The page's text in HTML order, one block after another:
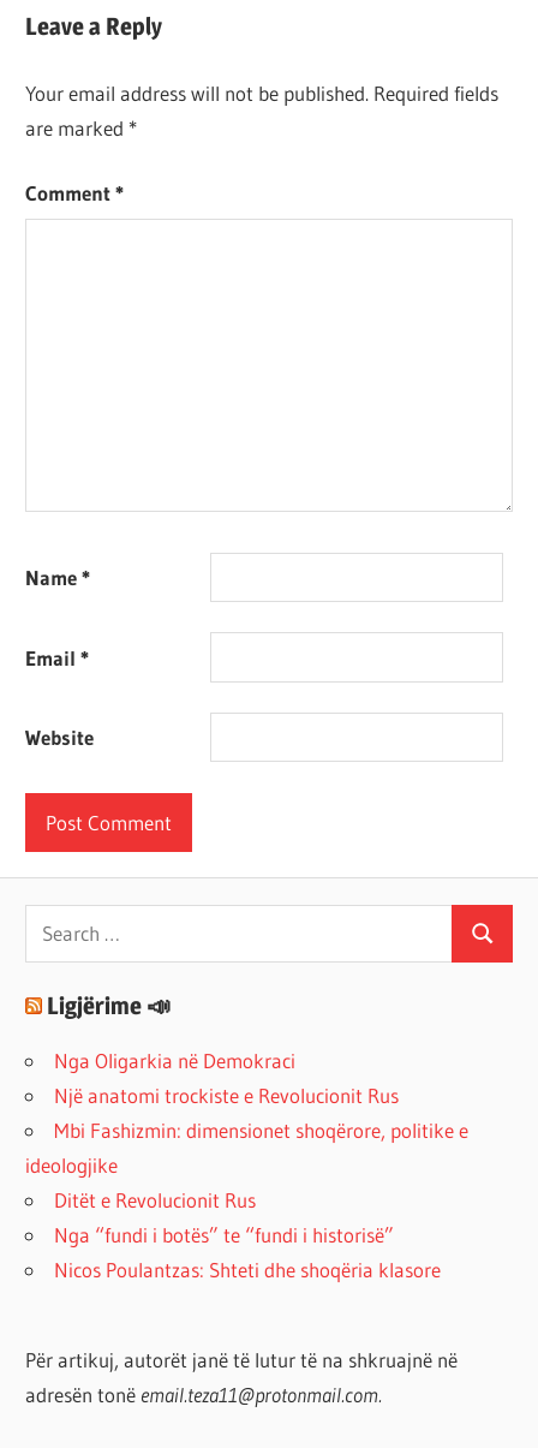
Leave a Reply
Your email address will not be published. Required fields
are marked *
Comment*
Name*
Email*
Website
Search
for:
Search
Ligjërime 📣
Nga Oligarkia në Demokraci
Një anatomi trockiste e Revolucionit Rus
Mbi Fashizmin: dimensionet shoqërore, politike e
ideologjike
Ditët e Revolucionit Rus
Nga “fundi i botës” te “fundi i historisë”
Nicos Poulantzas: Shteti dhe shoqëria klasore
Për artikuj, autorët janë të lutur të na shkruajnë në
adresën tonë email.teza11@protonmail.com.